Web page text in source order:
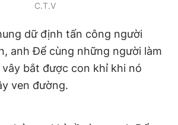
Hiếu Dũng
Đức Trung
110/GP - BTTTT cấp ngày 24.3.2020
thuộc về Báo Thanh Niên. Cấm sao
nếu không có sự chấp thuận bằng văn
Technologies, JSC.
C.T.V
dữ định tấn công người
anh Để cùng những người làm
bắt được con khỉ khi nó
ven đường.